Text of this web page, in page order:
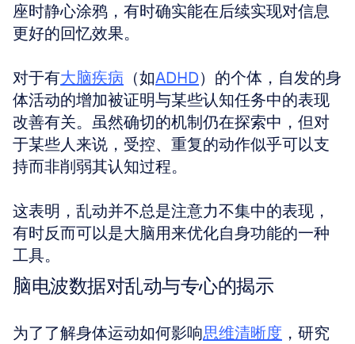
座时静心涂鸦，有时确实能在后续实现对信息
更好的回忆效果。
对于有大脑疾病 （如ADHD）的个体，自发的身
体活动的增加被证明与某些认知任务中的表现
改善有关。虽然确切的机制仍在探索中，但对
于某些人来说，受控、重复的动作似乎可以支
持而非削弱其认知过程。
这表明，乱动并不总是注意力不集中的表现，
有时反而可以是大脑用来优化自身功能的一种
工具。
脑电波数据对乱动与专心的揭示
为了了解身体运动如何影响思维清晰度 ，研究